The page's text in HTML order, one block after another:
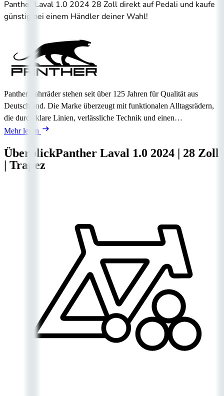
Panther Laval 1.0 2024 28 Zoll direkt auf Pedali und kaufe
günstig bei einem Händler deiner Wahl!
Panther Fahrräder stehen seit über 125 Jahren für Qualität aus
Deutschland. Die Marke überzeugt mit funktionalen Alltagsrädern,
die durch klare Linien, verlässliche Technik und einen…
Mehr lesen
ÜberblickPanther Laval 1.0 2024 | 28 Zoll
| Trapez